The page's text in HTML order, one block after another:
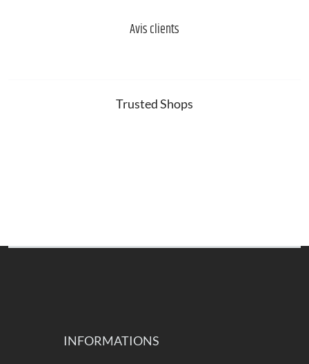
Avis clients
Trusted Shops
INFORMATIONS